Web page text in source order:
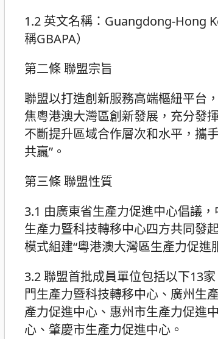
1.2 英文名稱：Guangdong-Hong
稱GBAPA）
第二條 聯盟宗旨
聯盟以打造創新服務高端樞紐平台
焦粵港澳大灣區創新發展，充分發
不斷提升區域合作層次和水平，攜
共贏”。
第三條 聯盟性質
3.1 由廣東省生產力促進中心倡議
生產力暨科技轉移中心四方共同發
模式組建“粵港澳大灣區生產力促進
3.2 聯盟首批成員單位包括以下13
門生產力暨科技轉移中心、廣州生
產力促進中心、惠州市生產力促進
心、肇慶市生產力促進中心。